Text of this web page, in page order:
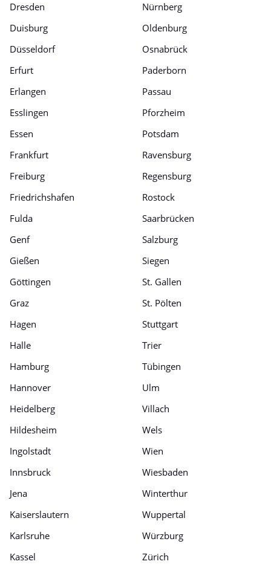
Dresden
Duisburg
Düsseldorf
Erfurt
Erlangen
Esslingen
Essen
Frankfurt
Freiburg
Friedrichshafen
Fulda
Genf
Gießen
Göttingen
Graz
Hagen
Halle
Hamburg
Hannover
Heidelberg
Hildesheim
Ingolstadt
Innsbruck
Jena
Kaiserslautern
Karlsruhe
Kassel
Nürnberg
Oldenburg
Osnabrück
Paderborn
Passau
Pforzheim
Potsdam
Ravensburg
Regensburg
Rostock
Saarbrücken
Salzburg
Siegen
St. Gallen
St. Pölten
Stuttgart
Trier
Tübingen
Ulm
Villach
Wels
Wien
Wiesbaden
Winterthur
Wuppertal
Würzburg
Zürich